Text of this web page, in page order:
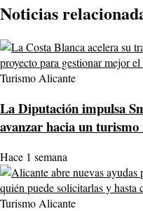
Noticias
Turismo Alicante
La Diputación impulsa
avanzar hacia un
Hace 1 semana
Turismo Alicante